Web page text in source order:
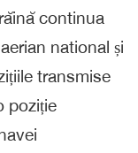
continua
national și
transmise
poziție